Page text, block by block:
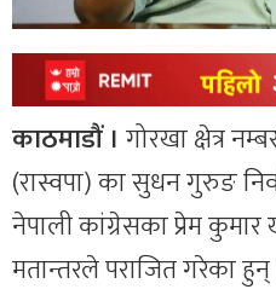
काठमाडौं । गोरखा क्षेत्र
(रास्वपा) का सुधन गुरुङ
नेपाली कांग्रेसका प्रेम कुमार
मतान्तरले पराजित गरेका हुन्